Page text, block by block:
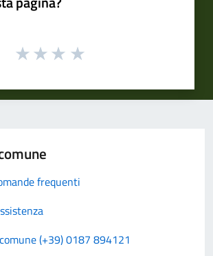
frequenti
(+39) 0187 894121